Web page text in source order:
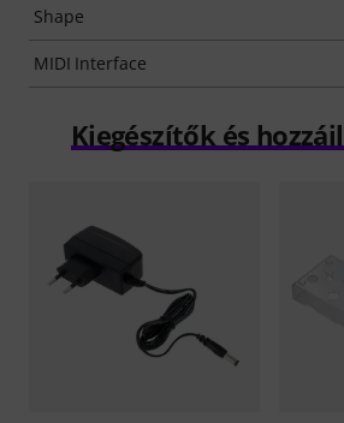
Shape
MIDI Interface
Kiegészítők és